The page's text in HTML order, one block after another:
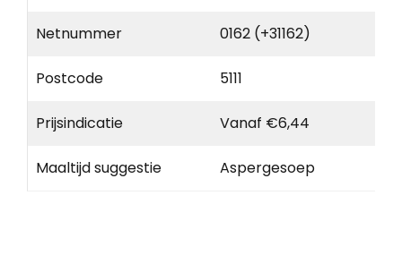
Netnummer 0162 (+31162)
Postcode 5111
Prijsindicatie Vanaf €6,44
Maaltijd suggestie Aspergesoep